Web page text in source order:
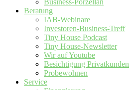
Business-Porzellan
Beratung
IAB-Webinare
Investoren-Business-Treff
Tiny House Podcast
Tiny House-Newsletter
Wir auf Youtube
Besichtigung Privatkunden
Probewohnen
Service